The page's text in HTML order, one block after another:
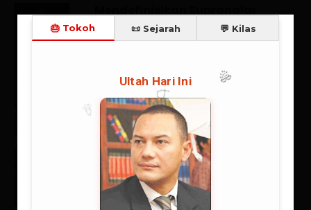
(Superreason)
Supranalar 06/08/2026
Negara Ambivalensi Pancasila
27/07/2026
Spanyol Juara, Messi Mati Kutu:
Kemenangan Eksistensial
Sepakbola
Berita 20/07/2026